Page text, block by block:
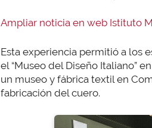
Ampliar noticia en web Istituto
Esta experiencia permitió a los
el “Museo del Diseño Italiano”
un museo y fábrica textil en
fabricación del cuero.